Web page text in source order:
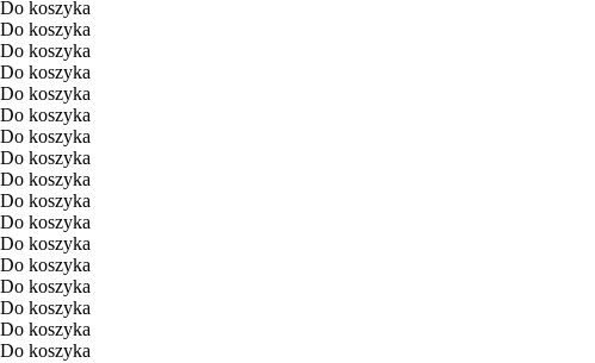
Do koszyka
Do koszyka
Do koszyka
Do koszyka
Do koszyka
Do koszyka
Do koszyka
Do koszyka
Do koszyka
Do koszyka
Do koszyka
Do koszyka
Do koszyka
Do koszyka
Do koszyka
Do koszyka
Do koszyka